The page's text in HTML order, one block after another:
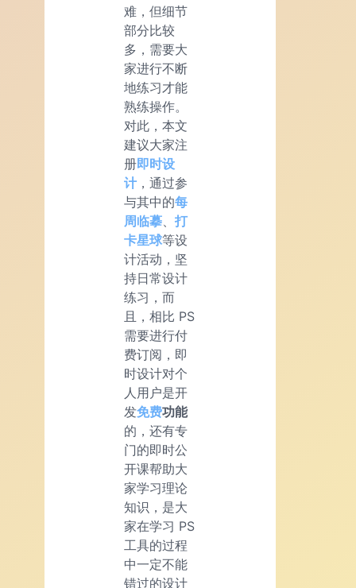
难，但细节
部分比较
多，需要大
家进行不断
地练习才能
熟练操作。
对此，本文
建议大家注
册即时设
计 ，通过参
与其中的每
周临摹
打
卡星球等设
计活动，坚
持日常设计
练习，而
且，相比 PS
需要进行付
费订阅，即
时设计对个
人用户是开
发免费功能
的，还有专
门的即时公
开课帮助大
家学习理论
知识，是大
家在学习 PS
工具的过程
中一定不能
错过的设计